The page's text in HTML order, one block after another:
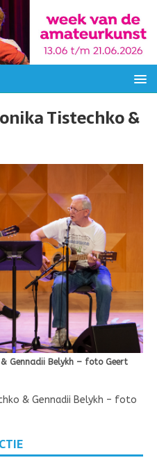
Tistechko &
Gennadii Belykh – foto Geert
& Gennadii Belykh – foto